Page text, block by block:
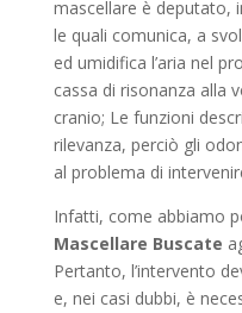
mascellare è deputato,
le quali comunica, a
ed umidifica l’aria nel
cassa di risonanza alla
cranio; Le funzioni
rilevanza, perciò gli
al problema di
Infatti, come abbiamo
Mascellare Buscate
Pertanto, l’intervento
e, nei casi dubbi, è